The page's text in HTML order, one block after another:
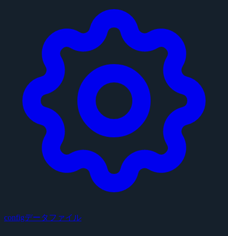
configデータファイル